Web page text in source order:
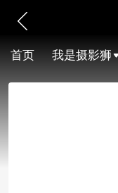
首页 我是摄影狮